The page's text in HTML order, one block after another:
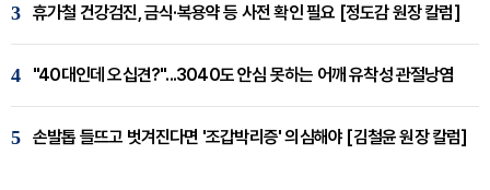
3 휴가철 건강검진, 금식·복용약 등 사전 확인 필요 [정도감 원장 칼럼]
4 "40대인데 오십견?"...3040도 안심 못하는 어깨 유착성 관절낭염
5 손발톱 들뜨고 벗겨진다면 '조갑박리증' 의심해야 [김철윤 원장 칼럼]